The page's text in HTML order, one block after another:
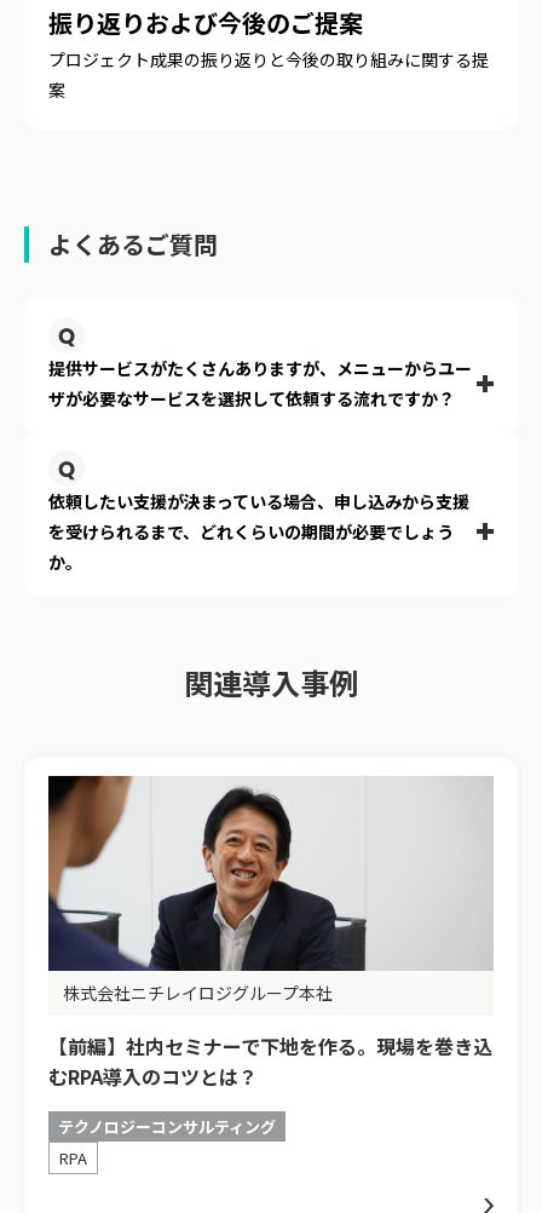
振り返りおよび今後のご提案
プロジェクト成果の振り返りと今後の取り組みに関する提
案
よくあるご質問
提供サービスがたくさんありますが、メニューからユー
ザが必要なサービスを選択して依頼する流れですか？
お客さまの目指すゴール、状況、課題をお聞かせいただ
き、必要なメニューを必要な分だけご提案することができ
ますので、まずはお気軽にご相談ください。
依頼したい支援が決まっている場合、申し込みから支援
を受けられるまで、どれくらいの期間が必要でしょう
か。
弊社のRPAサービス申込書に対応しているメニューであれ
ば、弊社規約への同意と申込書の提出の2ステップで契約
が完了します。最短で1週間程度で支援開始が可能です。
関連導入事例
株式会社ニチレイロジグループ本社
【前編】社内セミナーで下地を作る。現場を巻き込
むRPA導入のコツとは？
テクノロジーコンサルティング
RPA